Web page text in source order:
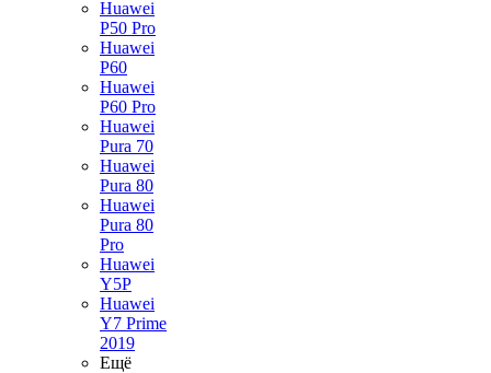
Huawei
P50 Pro
Huawei
P60
Huawei
P60 Pro
Huawei
Pura 70
Huawei
Pura 80
Huawei
Pura 80
Pro
Huawei
Y5P
Huawei
Y7 Prime
2019
Ещё